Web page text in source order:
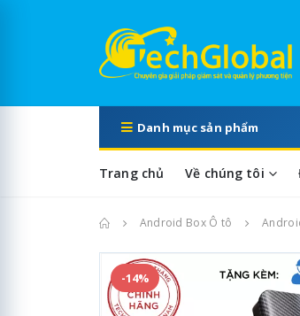
Danh mục sản phẩm
Trang chủ Về chúng tôi
Trang chủAndroid Box Ô tô
-14%